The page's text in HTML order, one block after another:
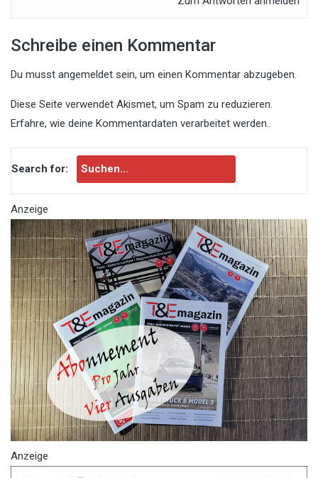
Schreibe einen Kommentar
Du musst angemeldet sein, um einen Kommentar abzugeben.
Diese Seite verwendet Akismet, um Spam zu reduzieren.
Erfahre, wie deine Kommentardaten verarbeitet werden..
Search for:
Anzeige
Anzeige